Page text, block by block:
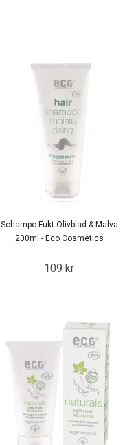
Schampo Fukt Olivblad & Malva
200ml - Eco Cosmetics
109 kr